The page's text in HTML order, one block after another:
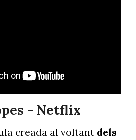
- Netflix
creada al voltant dels